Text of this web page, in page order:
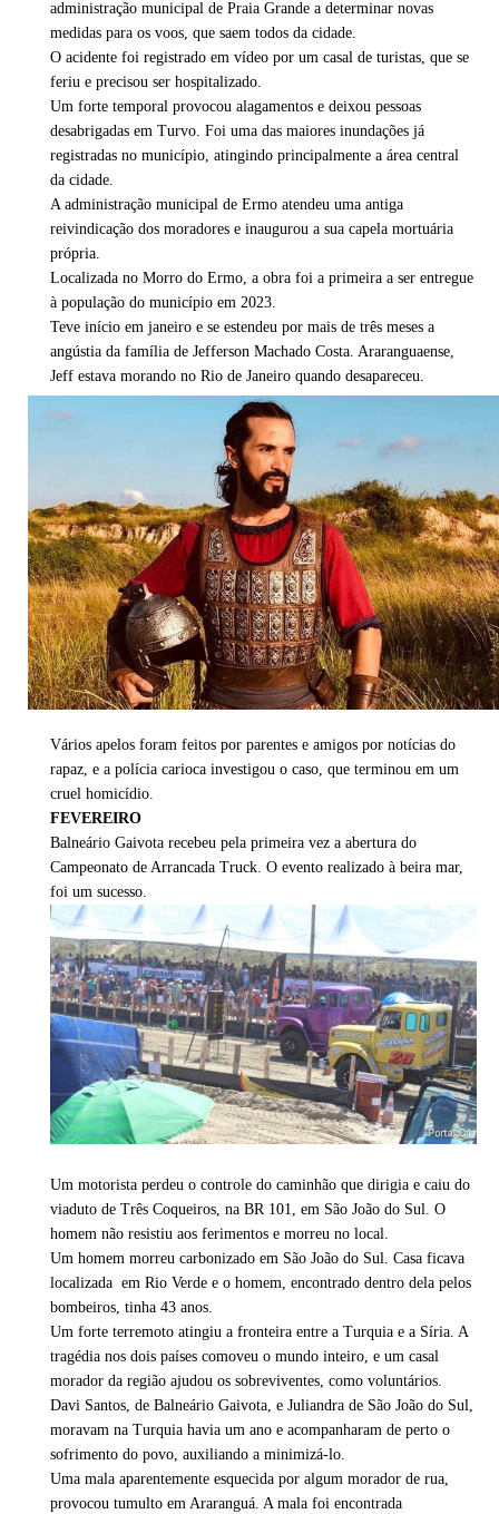
administração municipal de Praia Grande a determinar novas
medidas para os voos, que saem todos da cidade.
O acidente foi registrado em vídeo por um casal de turistas, que se
feriu e precisou ser hospitalizado.
Um forte temporal provocou alagamentos e deixou pessoas
desabrigadas em Turvo. Foi uma das maiores inundações já
registradas no município, atingindo principalmente a área central
da cidade.
A administração municipal de Ermo atendeu uma antiga
reivindicação dos moradores e inaugurou a sua capela mortuária
própria.
Localizada no Morro do Ermo, a obra foi a primeira a ser entregue
à população do município em 2023.
Teve início em janeiro e se estendeu por mais de três meses a
angústia da família de Jefferson Machado Costa. Araranguaense,
Jeff estava morando no Rio de Janeiro quando desapareceu.
Vários apelos foram feitos por parentes e amigos por notícias do
rapaz, e a polícia carioca investigou o caso, que terminou em um
cruel homicídio.
FEVEREIRO
Balneário Gaivota recebeu pela primeira vez a abertura do
Campeonato de Arrancada Truck. O evento realizado à beira mar,
foi um sucesso.
Um motorista perdeu o controle do caminhão que dirigia e caiu do
viaduto de Três Coqueiros, na BR 101, em São João do Sul. O
homem não resistiu aos ferimentos e morreu no local.
Um homem morreu carbonizado em São João do Sul. Casa ficava
localizada em Rio Verde e o homem, encontrado dentro dela pelos
bombeiros, tinha 43 anos.
Um forte terremoto atingiu a fronteira entre a Turquia e a Síria. A
tragédia nos dois países comoveu o mundo inteiro, e um casal
morador da região ajudou os sobreviventes, como voluntários.
Davi Santos, de Balneário Gaivota, e Juliandra de São João do Sul,
moravam na Turquia havia um ano e acompanharam de perto o
sofrimento do povo, auxiliando a minimizá-lo.
Uma mala aparentemente esquecida por algum morador de rua,
provocou tumulto em Araranguá. A mala foi encontrada